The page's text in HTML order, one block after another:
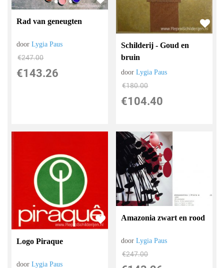
Rad van geneugten
doorLygia Paus
€247.00
€143.26
Schilderij - Goud en
bruin
doorLygia Paus
€180.00
€104.40
Logo Piraque
doorLygia Paus
Amazonia zwart en rood
doorLygia Paus
€247.00